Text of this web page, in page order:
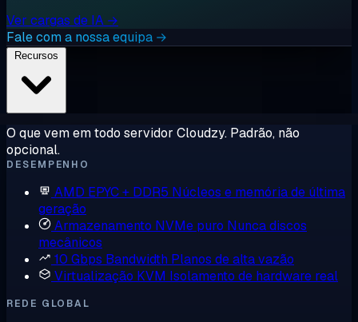
Ver cargas de IA →
Fale com a nossa equipa →
O que vem em todo servidor Cloudzy. Padrão, não
opcional.
DESEMPENHO
AMD EPYC + DDR5 Núcleos e memória de última
geração
Armazenamento NVMe puro Nunca discos
mecânicos
10 Gbps Bandwidth Planos de alta vazão
Virtualização KVM Isolamento de hardware real
REDE GLOBAL